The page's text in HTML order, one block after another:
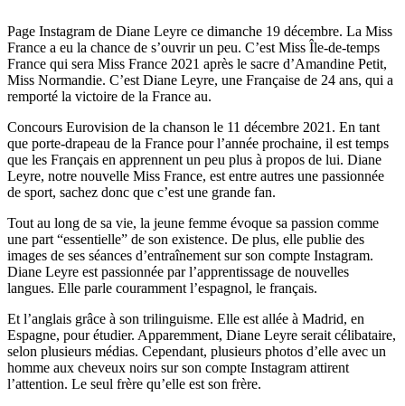
Page Instagram de Diane Leyre ce dimanche 19 décembre. La Miss
France a eu la chance de s’ouvrir un peu. C’est Miss Île-de-temps
France qui sera Miss France 2021 après le sacre d’Amandine Petit,
Miss Normandie. C’est Diane Leyre, une Française de 24 ans, qui a
remporté la victoire de la France au.
Concours Eurovision de la chanson le 11 décembre 2021. En tant
que porte-drapeau de la France pour l’année prochaine, il est temps
que les Français en apprennent un peu plus à propos de lui. Diane
Leyre, notre nouvelle Miss France, est entre autres une passionnée
de sport, sachez donc que c’est une grande fan.
Tout au long de sa vie, la jeune femme évoque sa passion comme
une part “essentielle” de son existence. De plus, elle publie des
images de ses séances d’entraînement sur son compte Instagram.
Diane Leyre est passionnée par l’apprentissage de nouvelles
langues. Elle parle couramment l’espagnol, le français.
Et l’anglais grâce à son trilinguisme. Elle est allée à Madrid, en
Espagne, pour étudier. Apparemment, Diane Leyre serait célibataire,
selon plusieurs médias. Cependant, plusieurs photos d’elle avec un
homme aux cheveux noirs sur son compte Instagram attirent
l’attention. Le seul frère qu’elle est son frère.